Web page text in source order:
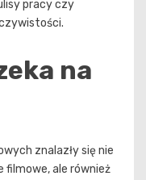
pracy czy
na
znalazły się nie
ale również